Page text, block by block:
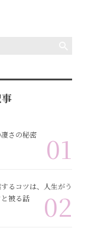
さの秘密 01
るコツは、人生がう
被る話
02